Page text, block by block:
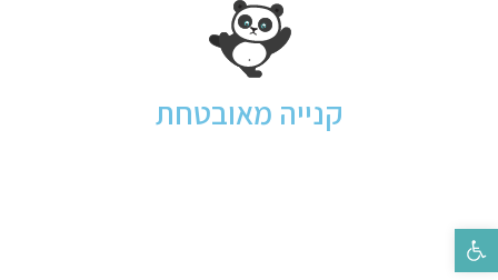
פתח סרגל נגישות
קנייה מאובטחת